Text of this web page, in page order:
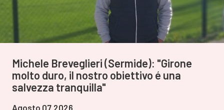
Michele Breveglieri (Sermide): "Girone
molto duro, il nostro obiettivo é una
salvezza tranquilla"
Agosto 07,2026